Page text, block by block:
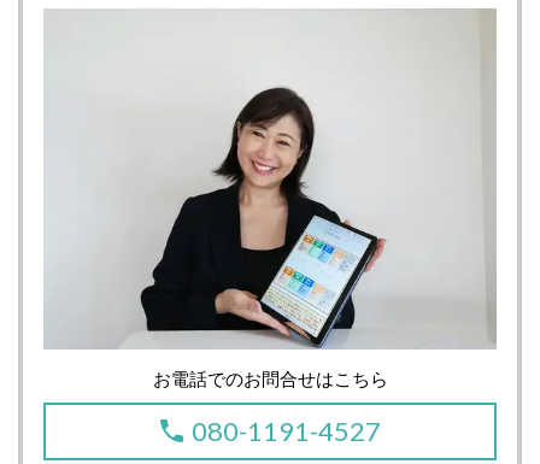
お電話でのお問合せはこちら
080-1191-4527